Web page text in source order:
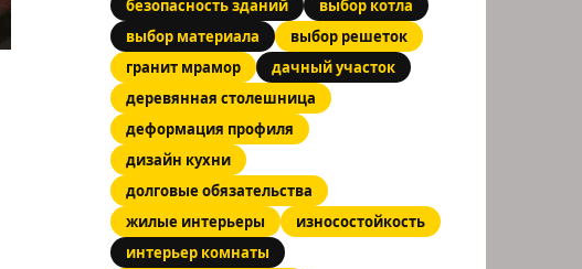
безопасность зданий
выбор котла
выбор материала
выбор решеток
гранит мрамор
дачный участок
деревянная столешница
деформация профиля
дизайн кухни
долговые обязательства
жилые интерьеры
износостойкость
интерьер комнаты